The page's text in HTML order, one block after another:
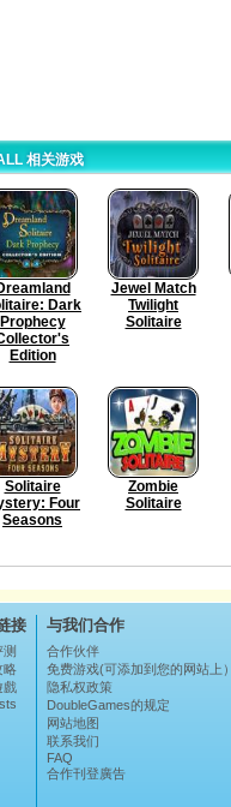
相关游戏
Dark
Prophecy
Edition
Jewel Match
Twilight
Solitaire
Solitaire
Four
Seasons
Zombie
Solitaire
接
略
戲
与我们合作
合作伙伴
免费游戏(可添加到您的网站上）
隐私权政策
DoubleGames的规定
网站地图
联系我们
FAQ
合作刊登廣告